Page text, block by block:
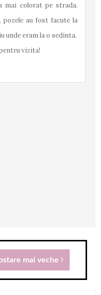
mai colorat pe strada.
pozele au fost facute la
unde eram la o sedinta.
vizita!
mai veche